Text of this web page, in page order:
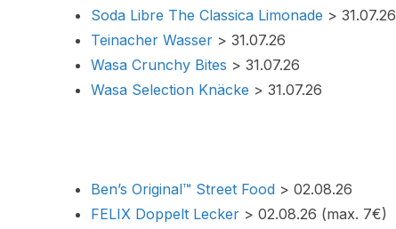
Soda Libre The Classica Limonade > 31.07.26
Teinacher Wasser > 31.07.26
Wasa Crunchy Bites > 31.07.26
Wasa Selection Knäcke > 31.07.26
Ben’s Original™ Street Food > 02.08.26
FELIX Doppelt Lecker > 02.08.26 (max. 7€)